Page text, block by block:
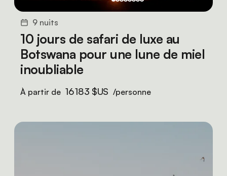
9 nuits
10 jours de safari de luxe au
Botswana pour une lune de miel
inoubliable
À partir de 16 183 $US /personne